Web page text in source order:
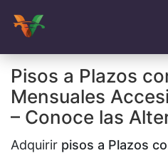
Pisos a Plazos
Mensuales
– Conoce las
Adquirir pisos a Plazos